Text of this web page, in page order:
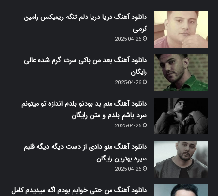
دانلود آهنگ دریا دریا دلم تنگه ریمیکس رامین
کرمی
2025-04-26
دانلود آهنگ بعد من باکی سرت گرم شده عالی
رایگان
2025-04-26
دانلود آهنگ منم بد بودنو بلدم اندازه تو میتونم
سرد باشم بلدم و متن رایگان
2025-04-26
دانلود آهنگ منو دادی از دست دیگه دیگه قلبم
سیره بهترین رایگان
2025-04-26
دانلود آهنگ من حتی خوابم بودم اگه میدیدم کامل